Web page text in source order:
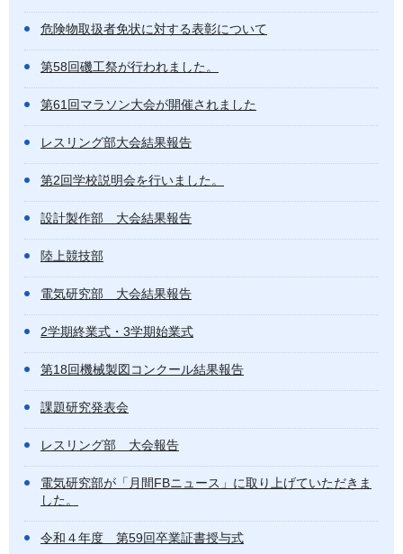
危険物取扱者免状に対する表彰について
第58回磯工祭が行われました。
第61回マラソン大会が開催されました
レスリング部大会結果報告
第2回学校説明会を行いました。
設計製作部 大会結果報告
陸上競技部
電気研究部 大会結果報告
2学期終業式・3学期始業式
第18回機械製図コンクール結果報告
課題研究発表会
レスリング部 大会報告
電気研究部が「月間FBニュース」に取り上げていただきま
した。
令和４年度 第59回卒業証書授与式